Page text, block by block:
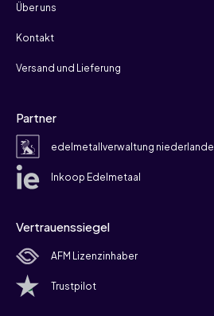
Über uns
Kontakt
Versand und Lieferung
Partner
edelmetallverwaltung niederlande
Inkoop Edelmetaal
Vertrauenssiegel
AFM Lizenzinhaber
Trustpilot